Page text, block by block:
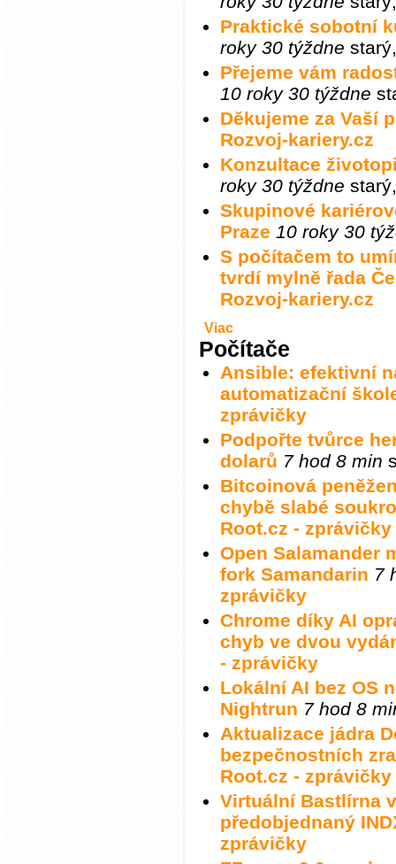
Praktické sobotní
roky 30 týždne starý
Přejeme vám
10 roky 30 týždne
Děkujeme za Vaší
Rozvoj-kariery.cz
Konzultace
roky 30 týždne starý
Skupinové
Praze 10 roky 30
S počítačem to
tvrdí mylně řada
Rozvoj-kariery.cz
Viac
Počítače
Ansible: efektivní
automatizační
zprávičky
Podpořte tvůrce
dolarů 7 hod 8 min
Bitcoinová
chybě slabé
Root.cz - zprávičky
Open Salamander
fork Samandarin 7
zprávičky
Chrome díky AI
chyb ve dvou
- zprávičky
Lokální AI bez OS
Nightrun 7 hod 8
Aktualizace jádra
bezpečnostních
Root.cz - zprávičky
Virtuální Bastlírna
předobjednaný
zprávičky